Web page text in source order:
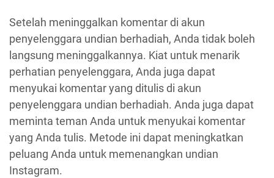
Setelah meninggalkan komentar di akun
penyelenggara undian berhadiah, Anda tidak boleh
langsung meninggalkannya. Kiat untuk menarik
perhatian penyelenggara, Anda juga dapat
menyukai komentar yang ditulis di akun
penyelenggara undian berhadiah. Anda juga dapat
meminta teman Anda untuk menyukai komentar
yang Anda tulis. Metode ini dapat meningkatkan
peluang Anda untuk memenangkan undian
Instagram.